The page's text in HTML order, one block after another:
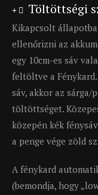
Töltöttségi
Kikapcsolt
ellenőrizni az
egy 10cm-es sáv
feltöltve a
sáv, akkor az
töltöttséget.
közepén kék
a penge vége zöld
A fénykard
(bemondja, hogy